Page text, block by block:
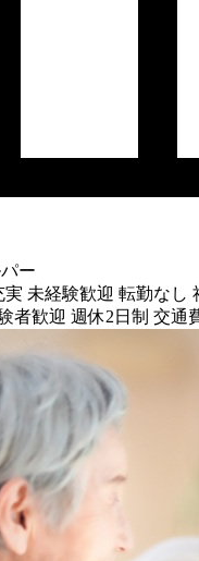
ー
実 未経験歓迎 転勤なし
者歓迎 週休2日制 交通